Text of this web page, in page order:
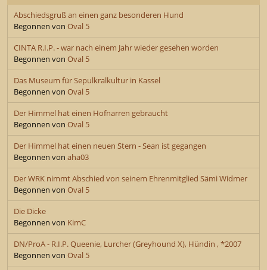
Abschiedsgruß an einen ganz besonderen Hund
Begonnen von Oval 5
CINTA R.I.P. - war nach einem Jahr wieder gesehen worden
Begonnen von Oval 5
Das Museum für Sepulkralkultur in Kassel
Begonnen von Oval 5
Der Himmel hat einen Hofnarren gebraucht
Begonnen von Oval 5
Der Himmel hat einen neuen Stern - Sean ist gegangen
Begonnen von aha03
Der WRK nimmt Abschied von seinem Ehrenmitglied Sämi Widmer
Begonnen von Oval 5
Die Dicke
Begonnen von KimC
DN/ProA - R.I.P. Queenie, Lurcher (Greyhound X), Hündin , *2007
Begonnen von Oval 5